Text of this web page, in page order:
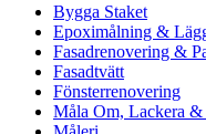
Bygga Staket
Epoximålning &
Fasadrenovering &
Fasadtvätt
Fönsterrenovering
Måla Om, Lackera